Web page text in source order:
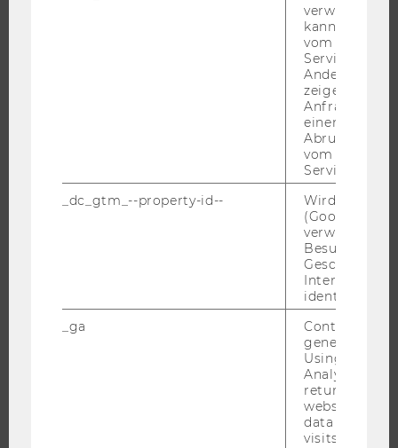
ÜBER DIE WU
ORGANISATION
EVENTS ARCHIV
verwendet
kann, um
vom AMP-
Service
Andere
zeigen Opt-
Anfrage im
einen Fehler
Abrufen
vom AMP
Service an.
_dc_gtm_--property-id--
Wird von
(Google Tag
verwendet,
Besucher
Geschlecht
Interessen zu
identifizieren.
_ga
Contains a
generated
Using this
Analytics can
returning
website and
data from
visits.